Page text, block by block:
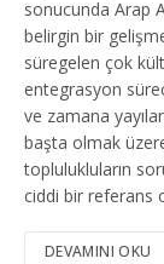
sonucunda Arap
belirgin bir
süregelen çok
entegrasyon
ve zamana
başta olmak
toplulukluların
ciddi bir referans
DEVAMINI OKU